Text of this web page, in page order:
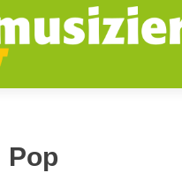
Pop